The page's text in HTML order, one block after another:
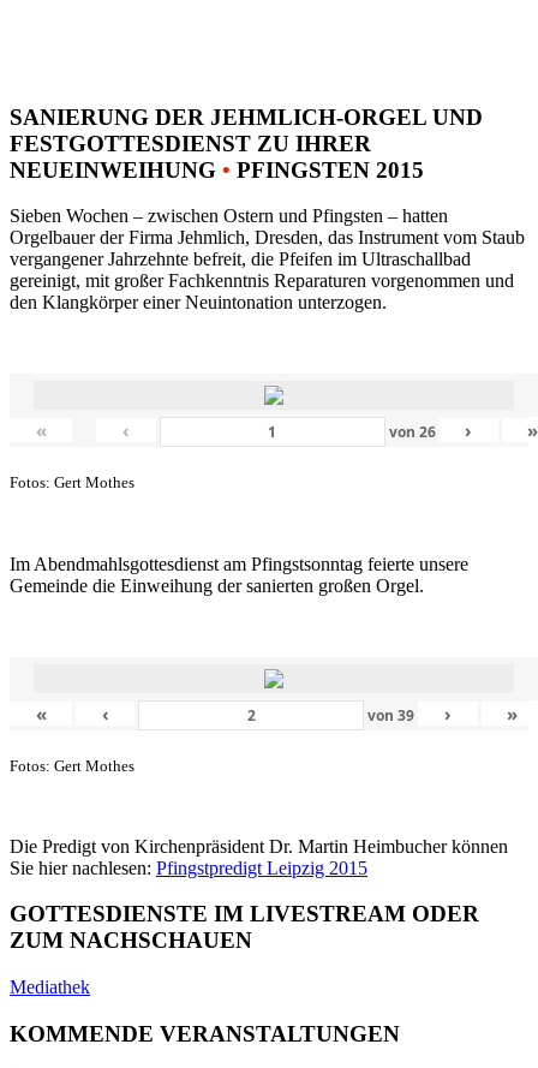
SANIERUNG DER JEHMLICH-ORGEL UND
FESTGOTTESDIENST ZU IHRER
NEUEINWEIHUNG • PFINGSTEN 2015
Sieben Wochen – zwischen Ostern und Pfingsten – hatten
Orgelbauer der Firma Jehmlich, Dresden, das Instrument vom Staub
vergangener Jahrzehnte befreit, die Pfeifen im Ultraschallbad
gereinigt, mit großer Fachkenntnis Reparaturen vorgenommen und
den Klangkörper einer Neuintonation unterzogen.
« ‹ von 26 › »
Fotos: Gert Mothes
Im Abendmahlsgottesdienst am Pfingstsonntag feierte unsere
Gemeinde die Einweihung der sanierten großen Orgel.
« ‹ von39 › »
Fotos: Gert Mothes
Die Predigt von Kirchenpräsident Dr. Martin Heimbucher können
Sie hier nachlesen: Pfingstpredigt Leipzig 2015
GOTTESDIENSTE IM LIVESTREAM ODER
ZUM NACHSCHAUEN
Mediathek
KOMMENDE VERANSTALTUNGEN